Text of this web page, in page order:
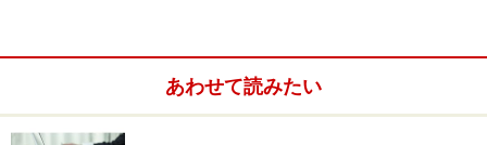
あわせて読みたい